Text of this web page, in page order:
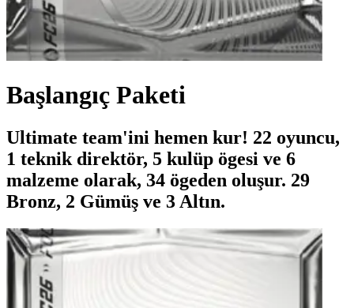
Başlangıç Paketi
Ultimate team'ini hemen kur! 22 oyuncu,
1 teknik direktör, 5 kulüp ögesi ve 6
malzeme olarak, 34 ögeden oluşur. 29
Bronz, 2 Gümüş ve 3 Altın.